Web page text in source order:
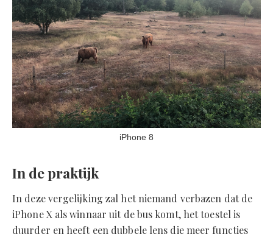
iPhone 8
In de praktijk
In deze vergelijking zal het niemand verbazen dat de
iPhone X als winnaar uit de bus komt, het toestel is
duurder en heeft een dubbele lens die meer functies